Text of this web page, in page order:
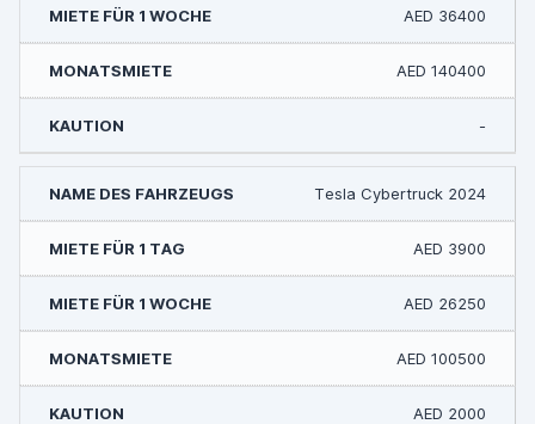
AED 36400
AED 140400
-
Tesla Cybertruck 2024
AED 3900
AED 26250
AED 100500
AED 2000